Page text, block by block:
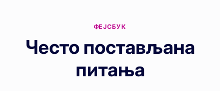
ФЕЈСБУК
Често постављана
питања